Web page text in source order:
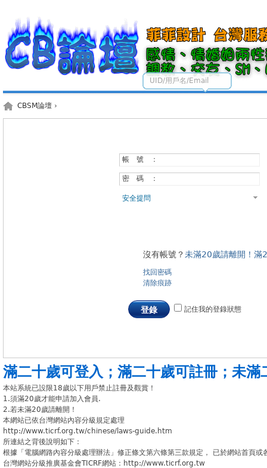
UID/用戶名/Email
CBSM論壇 ›
帳 號 ：
密 碼 ：
安全提問
沒有帳號？未滿20歲請離開！滿
找回密碼
清除痕跡
登錄 記住我的登錄狀態
滿二十歲可登入 ； 滿二十歲可註冊 ； 未滿
本站系統已設限18歲以下用戶禁止註冊及觀賞！
1.須滿20歲才能申請加入會員.
2.若未滿20歲請離開！
本網站已依台灣網站內容分級規定處理
http://www.ticrf.org.tw/chinese/laws-guide.htm
所連結之背後說明如下：
根據「電腦網路內容分級處理辦法」修正條文第六條第三款規定， 已於網站首頁
台灣網站分級推廣基金會TICRF網站：http://www.ticrf.org.tw